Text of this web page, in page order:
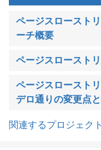
ページスロースト
ーチ概要
ページスロースト
ページスロースト
デロ通りの変更点
関連するプロジェク